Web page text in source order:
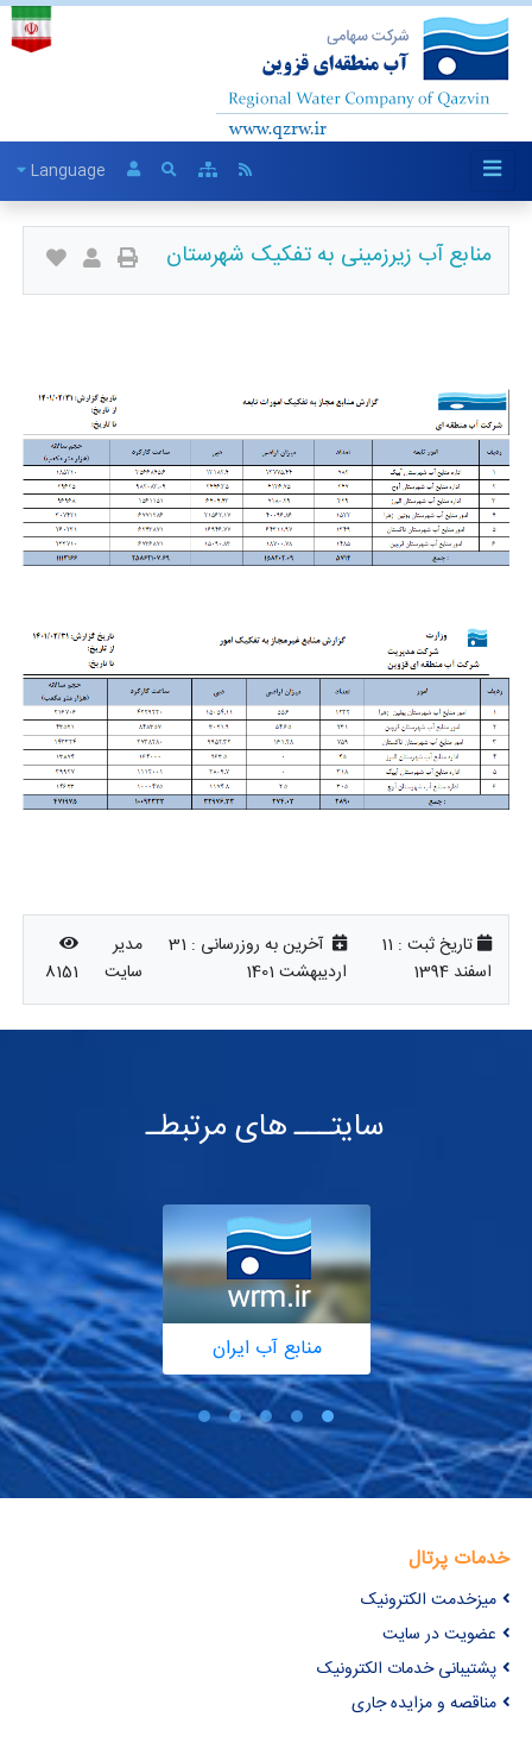
Language
منابع آب زیرزمینی به تفکیک شهرستان
تاریخ ثبت : 11
اسفند 1394
آخرین به روزرسانی : 31
اردیبهشت 1401
مدیر
سایت
8151
سایتـــ های مرتبطـ
منابع آب ایران
خدمات پرتال
میزخدمت الکترونیک
عضویت در سایت
پشتیبانی خدمات الکترونیک
مناقصه و مزایده جاری